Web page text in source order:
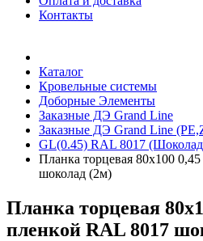
Контакты
Каталог
Кровельные системы
Доборные Элементы
Заказные ДЭ Grand Line
Заказные ДЭ Grand Line
GL(0.45) RAL 8017
Планка торцевая 80х100
шоколад (2м)
Планка торцевая
пленкой RAL 8017